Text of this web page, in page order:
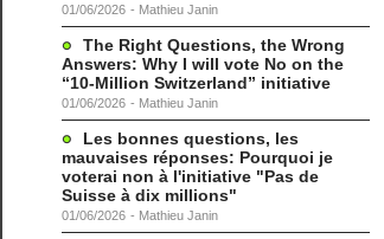
01/06/2026 - Mathieu Janin
The Right Questions, the Wrong
Answers: Why I will vote No on the
“10-Million Switzerland” initiative
01/06/2026 - Mathieu Janin
Les bonnes questions, les
mauvaises réponses: Pourquoi je
voterai non à l'initiative "Pas de
Suisse à dix millions"
01/06/2026 - Mathieu Janin